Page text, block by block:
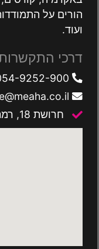
הורים על
ועוד.
דרכי
חרושת 18, רמת השרון